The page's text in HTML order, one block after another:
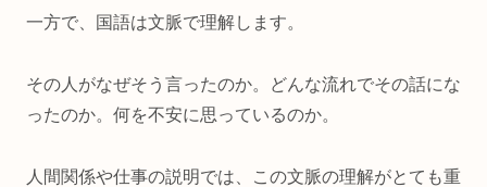
一方で、国語は文脈で理解します。
その人がなぜそう言ったのか。どんな流れでその話にな
ったのか。何を不安に思っているのか。
人間関係や仕事の説明では、この文脈の理解がとても重